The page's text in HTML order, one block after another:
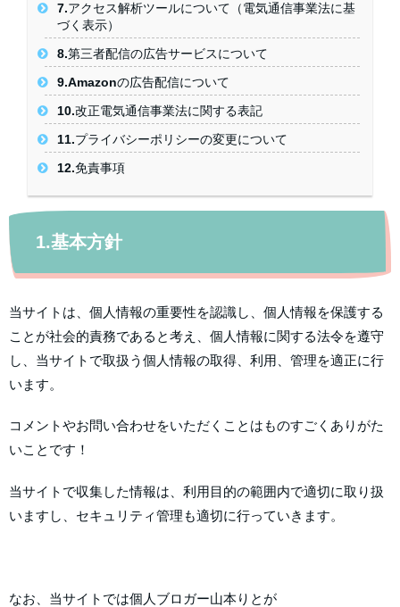
7.アクセス解析ツールについて（電気通信事業法に基
づく表示）
8.第三者配信の広告サービスについて
9.Amazonの広告配信について
10.改正電気通信事業法に関する表記
11.プライバシーポリシーの変更について
12.免責事項
1.基本方針
当サイトは、個人情報の重要性を認識し、個人情報を保護する
ことが社会的責務であると考え、個人情報に関する法令を遵守
し、当サイトで取扱う個人情報の取得、利用、管理を適正に行
います。
コメントやお問い合わせをいただくことはものすごくありがた
いことです！
当サイトで収集した情報は、利用目的の範囲内で適切に取り扱
いますし、セキュリティ管理も適切に行っていきます。
なお、当サイトでは個人ブロガー山本りとが